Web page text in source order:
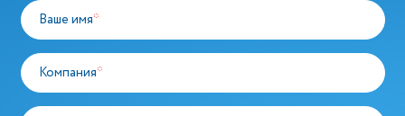
Ваше имя*
Компания*